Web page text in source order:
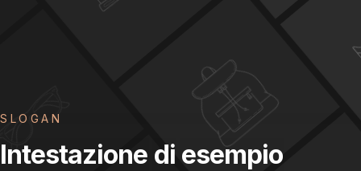
SLOGAN
Intestazione di esempio